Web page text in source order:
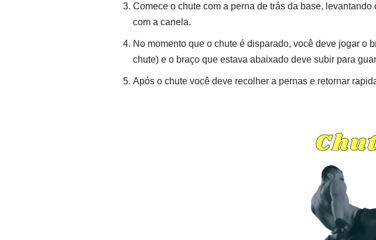
Comece o chute com a perna de trás da base,
com a canela.
No momento que o chute é disparado, você deve jogar o
chute) e o braço que estava abaixado deve subir para
Após o chute você deve recolher a pernas e retornar